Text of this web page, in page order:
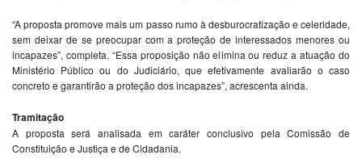
“A proposta promove mais um passo rumo à desburocratização e celeridade,
sem deixar de se preocupar com a proteção de interessados menores ou
incapazes”, completa. “Essa proposição não elimina ou reduz a atuação do
Ministério Público ou do Judiciário, que efetivamente avaliarão o caso
concreto e garantirão a proteção dos incapazes”, acrescenta ainda.
Tramitação
A proposta será analisada emcaráter conclusivo pela Comissão de
Constituição e Justiça e de Cidadania.